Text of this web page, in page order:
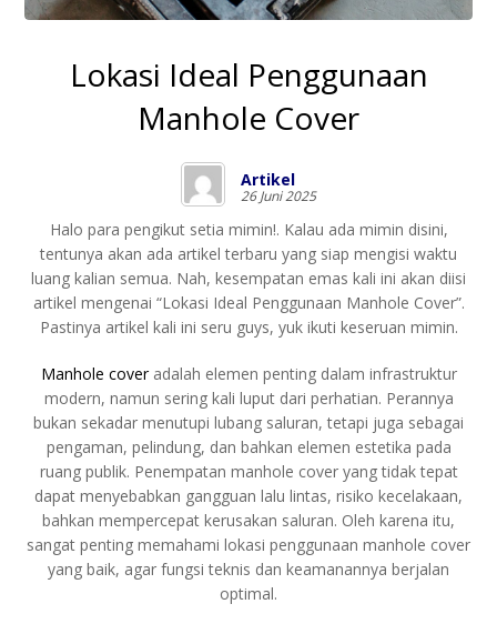
Lokasi Ideal Penggunaan
Manhole Cover
Artikel
26 Juni 2025
Halo para pengikut setia mimin!. Kalau ada mimin disini,
tentunya akan ada artikel terbaru yang siap mengisi waktu
luang kalian semua. Nah, kesempatan emas kali ini akan diisi
artikel mengenai “Lokasi Ideal Penggunaan Manhole Cover”.
Pastinya artikel kali ini seru guys, yuk ikuti keseruan mimin.
Manhole coveradalah elemen penting dalam infrastruktur
modern, namun sering kali luput dari perhatian. Perannya
bukan sekadar menutupi lubang saluran, tetapi juga sebagai
pengaman, pelindung, dan bahkan elemen estetika pada
ruang publik. Penempatan manhole cover yang tidak tepat
dapat menyebabkan gangguan lalu lintas, risiko kecelakaan,
bahkan mempercepat kerusakan saluran. Oleh karena itu,
sangat penting memahami lokasi penggunaan manhole cover
yang baik, agar fungsi teknis dan keamanannya berjalan
optimal.